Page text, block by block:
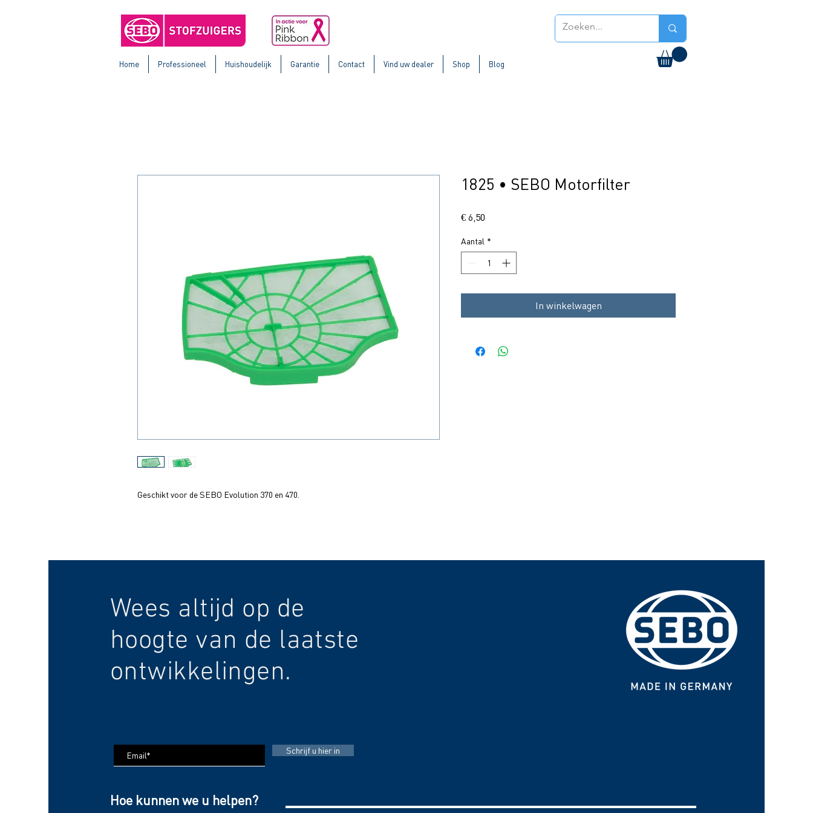
Home Professioneel Huishoudelijk Garantie Contact Vind uw dealer Shop Blog
Geschikt voor de SEBO Evolution 370 en 470.
1825 • SEBO Motorfilter
€ 6,50
Aantal *
In winkelwagen
Wees altijd op de
hoogte van de laatste
ontwikkelingen.
Schrijf u hier in
Hoe kunnen we u helpen?